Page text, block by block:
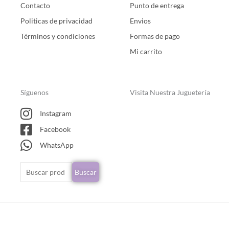
Contacto
Politicas de privacidad
Términos y condiciones
Punto de entrega
Envios
Formas de pago
Mi carrito
Síguenos
Instagram
Facebook
WhatsApp
Buscar
por:
Buscar
Visita Nuestra Juguetería